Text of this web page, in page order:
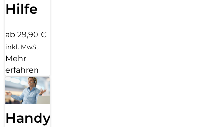
Hilfe
ab 29,90 €
inkl. MwSt.
Mehr
erfahren
Handy